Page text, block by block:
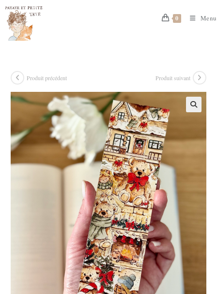
Skip
content
0 Menu
Produit précédent Produit suivant